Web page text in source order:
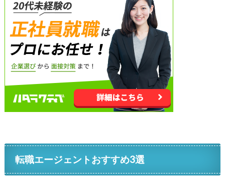
転職エージェントおすすめ3選